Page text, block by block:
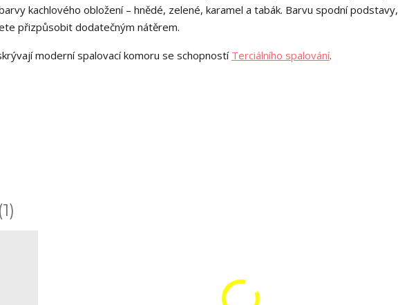
kachlového obložení – hnědé, zelené, karamel a tabák. Barvu spodní podstavy,
přizpůsobit dodatečným nátěrem.
moderní spalovací komoru se schopností Terciálního spalování.
1